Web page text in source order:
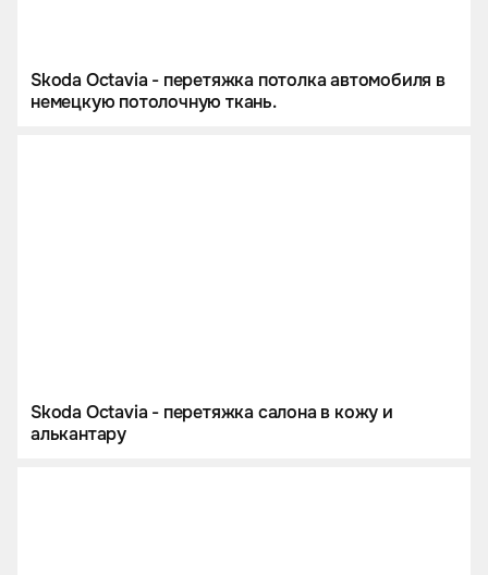
Skoda Octavia - перетяжка потолка автомобиля в
немецкую потолочную ткань.
Skoda Octavia - перетяжка салона в кожу и
алькантару